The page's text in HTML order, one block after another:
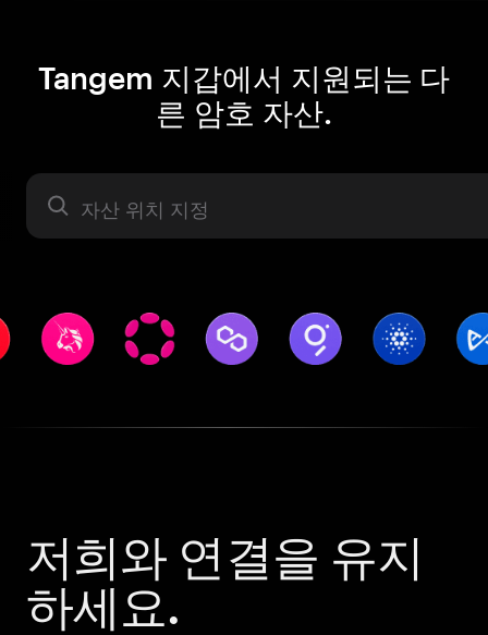
Tangem 지갑에서 지원되는 다
른 암호 자산.
자산 라벨
저희와 연결을 유지
하세요.